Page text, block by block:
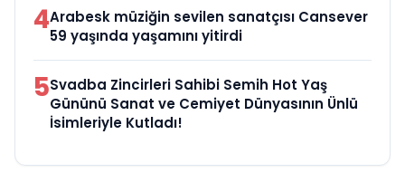
4Arabesk müziğin sevilen sanatçısı Cansever
59 yaşında yaşamını yitirdi
5Svadba Zincirleri Sahibi Semih Hot Yaş
Gününü Sanat ve Cemiyet Dünyasının Ünlü
İsimleriyle Kutladı!